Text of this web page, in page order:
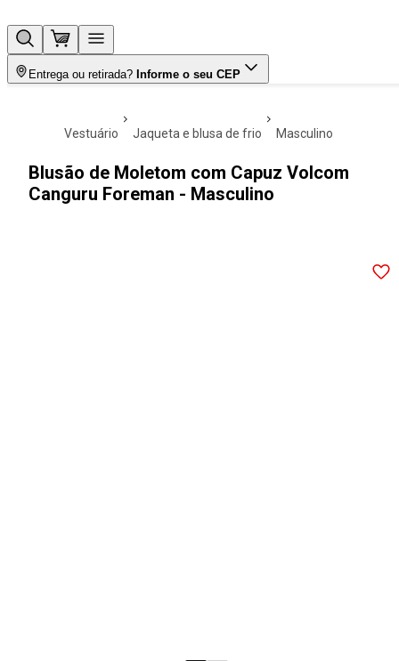
Entrega ou retirada? Informe o seu CEP
vestuário jaqueta e blusa de frio masculino
Blusão de Moletom com Capuz Volcom
Canguru Foreman - Masculino